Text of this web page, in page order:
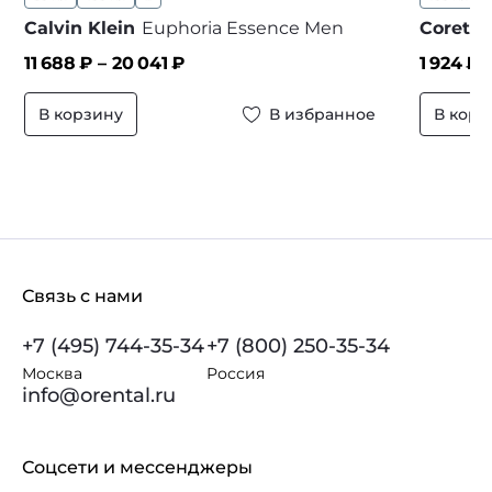
Calvin Klein Euphoria Essence Men
11 688 ₽ – 20 041 ₽
В корзину В избранное
1 924₽
В
Связь с нами
+7 (495) 744-35-34
Москва
+7 (800) 250-35-34
Россия
info@orental.ru
Соцсети и мессенджеры